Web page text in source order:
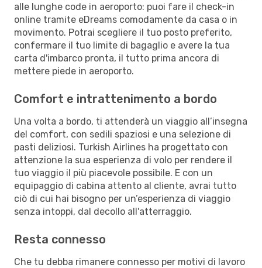
alle lunghe code in aeroporto: puoi fare il check-in
online tramite eDreams comodamente da casa o in
movimento. Potrai scegliere il tuo posto preferito,
confermare il tuo limite di bagaglio e avere la tua
carta d'imbarco pronta, il tutto prima ancora di
mettere piede in aeroporto.
Comfort e intrattenimento a bordo
Una volta a bordo, ti attenderà un viaggio all’insegna
del comfort, con sedili spaziosi e una selezione di
pasti deliziosi. Turkish Airlines ha progettato con
attenzione la sua esperienza di volo per rendere il
tuo viaggio il più piacevole possibile. E con un
equipaggio di cabina attento al cliente, avrai tutto
ciò di cui hai bisogno per un’esperienza di viaggio
senza intoppi, dal decollo all'atterraggio.
Resta connesso
Che tu debba rimanere connesso per motivi di lavoro